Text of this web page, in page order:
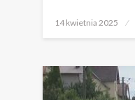
Opublikowane
14 kwietnia 2025